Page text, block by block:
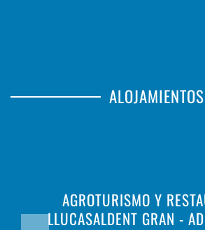
ALOJAMIENTOS
AGROTURISMO Y
LLUCASALDENT GRAN -